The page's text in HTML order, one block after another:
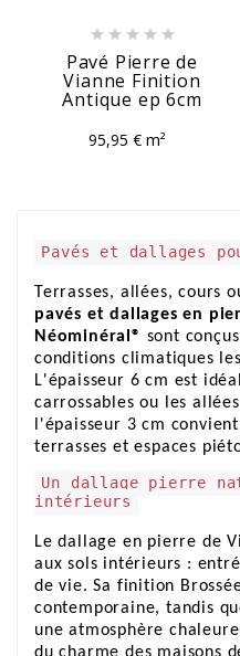
    
Pavé Pierre de
Vianne Finition
Antique ep 6cm
95,95 € m²
Pavés et dallages
Terrasses, allées, cours
pavés et dallages en
Néominéral® sont
conditions climatiques
L'épaisseur 6 cm est
carrossables ou les
l'épaisseur 3 cm
terrasses et espaces
Un dallage pierre
intérieurs
Le dallage en pierre de
aux sols intérieurs :
de vie. Sa finition
contemporaine, tandis
une atmosphère
du charme des maisons